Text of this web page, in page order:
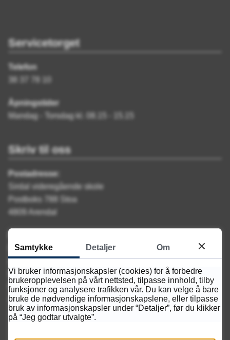
Servicetorget
Telefon
Åpningstider
Mandag - Torsdag kl. 08.15 - 15.15
Skriv til oss
Postadresse:
Sirdal videregående skole
Postboks 788 Stoa
4809 Arendal
EHF: 921 707 134
Agder fylkeskommune
Fakturamottak
Postboks 788 Stoa
4809 Arendal
Samtykke Detaljer Om
Vi bruker informasjonskapsler (cookies) for å forbedre
brukeropplevelsen på vårt nettsted, tilpasse innhold, tilby
funksjoner og analysere trafikken vår. Du kan velge å bare
bruke de nødvendige informasjonskapslene, eller tilpasse
bruk av informasjonskapsler under “Detaljer”, før du klikker
på “Jeg godtar utvalgte”.